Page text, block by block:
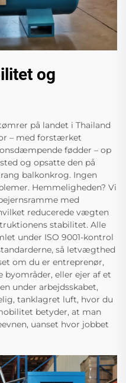
og
på landet i Thailand
– med forstærket
fødder – op
og opsatte den på
balkonkrog. Ingen
Hemmeligheden? Vi
med
reducerede vægten
stabilitet. Alle
under ISO 9001-kontrol
så letvægthed
om du er entreprenør,
eller ejer af et
under arbejdsskabet,
tanklagret luft, hvor du
betyder, at man
uanset hvor jobbet